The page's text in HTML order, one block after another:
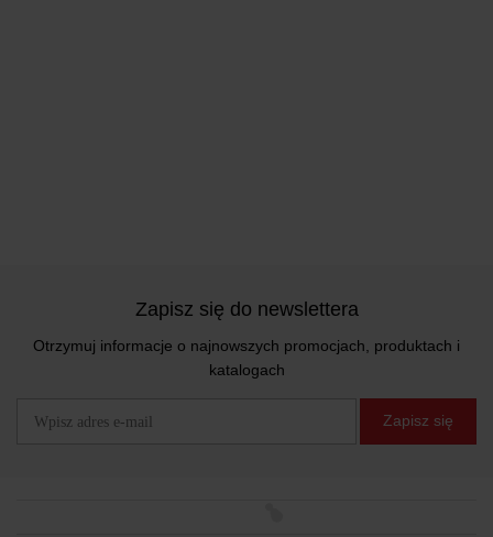
Zapisz się do newslettera
Otrzymuj informacje o najnowszych promocjach, produktach i
katalogach
Zapisz się